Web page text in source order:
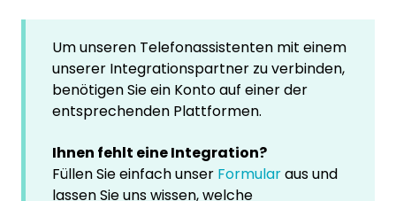
Um unseren Telefonassistenten mit einem
unserer Integrationspartner zu verbinden,
benötigen Sie ein Konto auf einer der
entsprechenden Plattformen.
Ihnen fehlt eine Integration?
Füllen Sie einfach unser Formularaus und
lassen Sie uns wissen, welche